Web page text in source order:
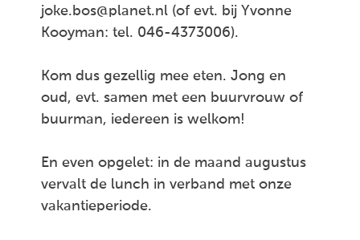
joke.bos@planet.nl (of evt. bij Yvonne
Kooyman: tel. 046-4373006).
Kom dus gezellig mee eten. Jong en
oud, evt. samen met een buurvrouw of
buurman, iedereen is welkom!
En even opgelet: in de maand augustus
vervalt de lunch in verband met onze
vakantieperiode.